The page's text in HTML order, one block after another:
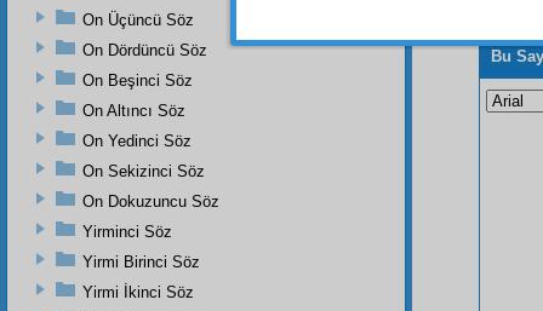
Bu
On Üçüncü Söz
On Dördüncü Söz
On Beşinci Söz
On Altıncı Söz
On Yedinci Söz
On Sekizinci Söz
On Dokuzuncu Söz
Yirminci Söz
Yirmi Birinci Söz
Yirmi İkinci Söz